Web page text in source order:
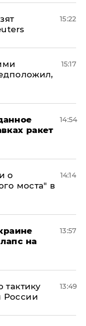
15:22
15:17
ракет
14:54
о
моста" в
14:14
на
13:57
13:49